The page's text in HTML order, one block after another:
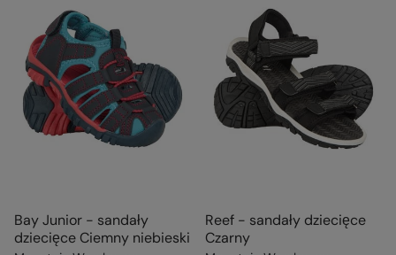
Bay Junior - sandały
dziecięce Ciemny niebieski
Reef - sandały dziecięce
Czarny